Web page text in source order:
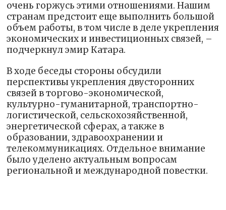
очень горжусь этими отношениями. Нашим
странам предстоит еще выполнить большой
объем работы, в том числе в деле укрепления
экономических и инвестиционных связей, –
подчеркнул эмир Катара.
В ходе беседы стороны обсудили
перспективы укрепления двусторонних
связей в торгово-экономической,
культурно-гуманитарной, транспортно-
логистической, сельскохозяйственной,
энергетической сферах, а также в
образовании, здравоохранении и
телекоммуникациях. Отдельное внимание
было уделено актуальным вопросам
региональной и международной повестки.